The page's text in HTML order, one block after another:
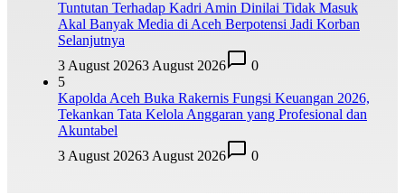
Tuntutan Terhadap Kadri Amin Dinilai Tidak Masuk
Akal Banyak Media di Aceh Berpotensi Jadi Korban
Selanjutnya
3 August 20263 August 2026
0
5
Kapolda Aceh Buka Rakernis Fungsi Keuangan 2026,
Tekankan Tata Kelola Anggaran yang Profesional dan
Akuntabel
3 August 20263 August 2026 0